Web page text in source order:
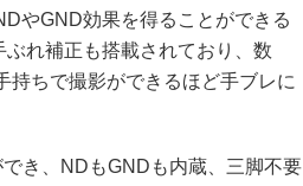
やGND効果を得ることができる
れ補正も搭載されており、数
ちで撮影ができるほど手ブレに
き、NDもGNDも内蔵、三脚不要